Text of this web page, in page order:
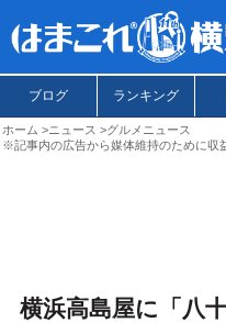
ブログ ランキング
ホーム ニュース
グルメニュース
※記事内の広告から媒体維持のために収
横浜高島屋に「八